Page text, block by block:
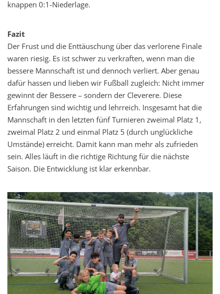
knappen 0:1-Niederlage.
Fazit
Der Frust und die Enttäuschung über das verlorene Finale
waren riesig. Es ist schwer zu verkraften, wenn man die
bessere Mannschaft ist und dennoch verliert. Aber genau
dafür hassen und lieben wir Fußball zugleich: Nicht immer
gewinnt der Bessere – sondern der Cleverere. Diese
Erfahrungen sind wichtig und lehrreich. Insgesamt hat die
Mannschaft in den letzten fünf Turnieren zweimal Platz 1,
zweimal Platz 2 und einmal Platz 5 (durch unglückliche
Umstände) erreicht. Damit kann man mehr als zufrieden
sein. Alles läuft in die richtige Richtung für die nächste
Saison. Die Entwicklung ist klar erkennbar.